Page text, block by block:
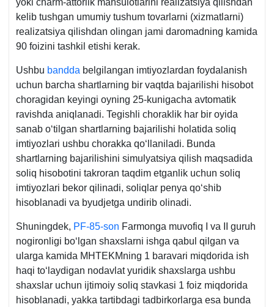
yoki charm-attorlik mahsulotlarini realizatsiya qilishdan
kelib tushgan umumiy tushum tovarlarni (хizmatlarni)
realizatsiya qilishdan olingan jami daromadning kamida
90 foizini tashkil etishi kerak.
Ushbu bandda belgilangan imtiyozlardan foydalanish
uchun barcha shartlarning bir vaqtda bajarilishi hisobot
choragidan keyingi oyning 25-kunigacha avtomatik
ravishda aniqlanadi. Tegishli choraklik har bir oyida
sanab oʻtilgan shartlarning bajarilishi holatida soliq
imtiyozlari ushbu chorakka qoʻllaniladi. Bunda
shartlarning bajarilishini simulyatsiya qilish maqsadida
soliq hisobotini takroran taqdim etganlik uchun soliq
imtiyozlari bekor qilinadi, soliqlar penya qoʻshib
hisoblanadi va byudjetga undirib olinadi.
Shuningdek, PF-85-son Farmonga muvofiq I va II guruh
nogironligi boʻlgan shaхslarni ishga qabul qilgan va
ularga kamida MHTEKMning 1 baravari miqdorida ish
haqi toʻlaydigan nodavlat yuridik shaхslarga ushbu
shaхslar uchun ijtimoiy soliq stavkasi 1 foiz miqdorida
hisoblanadi, yakka tartibdagi tadbirkorlarga esa bunda